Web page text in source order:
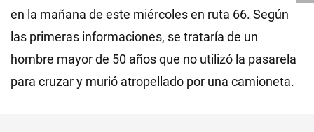
en la mañana de este miércoles en ruta 66. Según
las primeras informaciones, se trataría de un
hombre mayor de 50 años que no utilizó la pasarela
para cruzar y murió atropellado por una camioneta.